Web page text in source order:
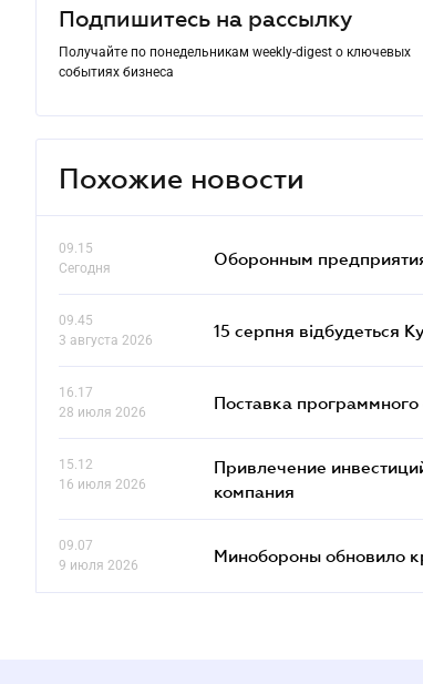
Подпишитесь на рассылку
Получайте по понедельникам weekly-digest о ключевых
событиях бизнеса
Похожие новости
09.15
Сегодня
Оборонным
09.45
3 августа 2026
15 серпня відбудеться
16.17
28 июля 2026
Поставка
15.12
16 июля 2026
Привлечение
компания
09.07
9 июля 2026
Минобороны обновило